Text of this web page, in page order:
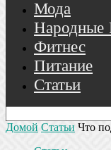
Мода
Народные
Фитнес
Питание
Статьи
Домой Статьи Что